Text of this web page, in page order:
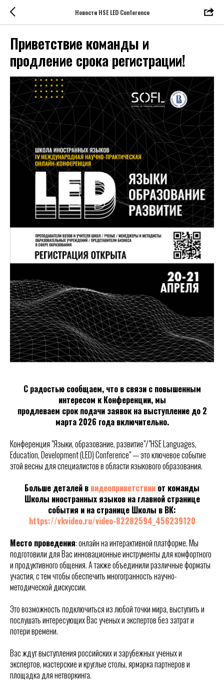
Новости HSE LED Conference
Приветствие команды и
продление срока регистрации!
С радостью сообщаем, что в связи с повышенным
интересом к Конференции, мы
продлеваем срок подачи заявок на выступление до 2
марта 2026 года включительно.
Конференция "Языки, образование, развитие"/"HSE Languages,
Education, Development (LED) Conference" — это ключевое событие
этой весны для специалистов в области языкового образования.
Больше деталей в видеоприветствии от команды
Школы иностранных языков на главной странице
события и на странице Школы в ВК:
https://vkvideo.ru/video-82282594_456239120
Место проведения: онлайн на интерактивной платформе. Мы
подготовили для Вас инновационные инструменты для комфортного
и продуктивного общения. А также объединили различные форматы
участия, с тем чтобы обеспечить многогранность научно-
методической дискуссии.
Это возможность подключиться из любой точки мира, выступить и
послушать интересующих Вас ученых и экспертов без затрат и
потери времени.
Вас ждут выступления российских и зарубежных ученых и
экспертов, мастерские и круглые столы, ярмарка партнеров и
площадка для нетворкинга.